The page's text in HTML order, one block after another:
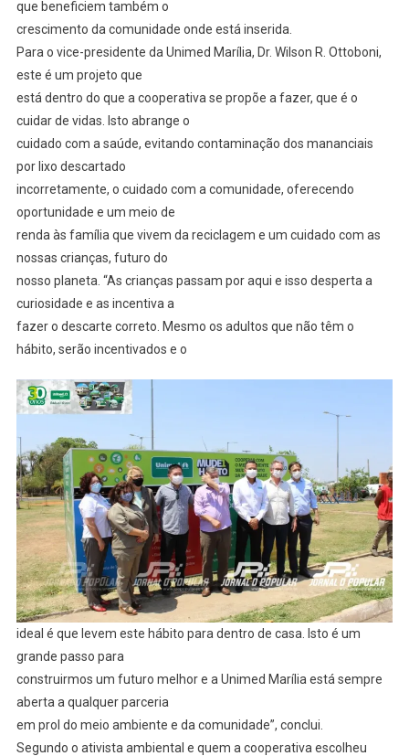
que beneficiem também o
crescimento da comunidade onde está inserida.
Para o vice-presidente da Unimed Marília, Dr. Wilson R. Ottoboni,
este é um projeto que
está dentro do que a cooperativa se propõe a fazer, que é o
cuidar de vidas. Isto abrange o
cuidado com a saúde, evitando contaminação dos mananciais
por lixo descartado
incorretamente, o cuidado com a comunidade, oferecendo
oportunidade e um meio de
renda às família que vivem da reciclagem e um cuidado com as
nossas crianças, futuro do
nosso planeta. “As crianças passam por aqui e isso desperta a
curiosidade e as incentiva a
fazer o descarte correto. Mesmo os adultos que não têm o
hábito, serão incentivados e o
ideal é que levem este hábito para dentro de casa. Isto é um
grande passo para
construirmos um futuro melhor e a Unimed Marília está sempre
aberta a qualquer parceria
em prol do meio ambiente e da comunidade”, conclui.
Segundo o ativista ambiental e quem a cooperativa escolheu